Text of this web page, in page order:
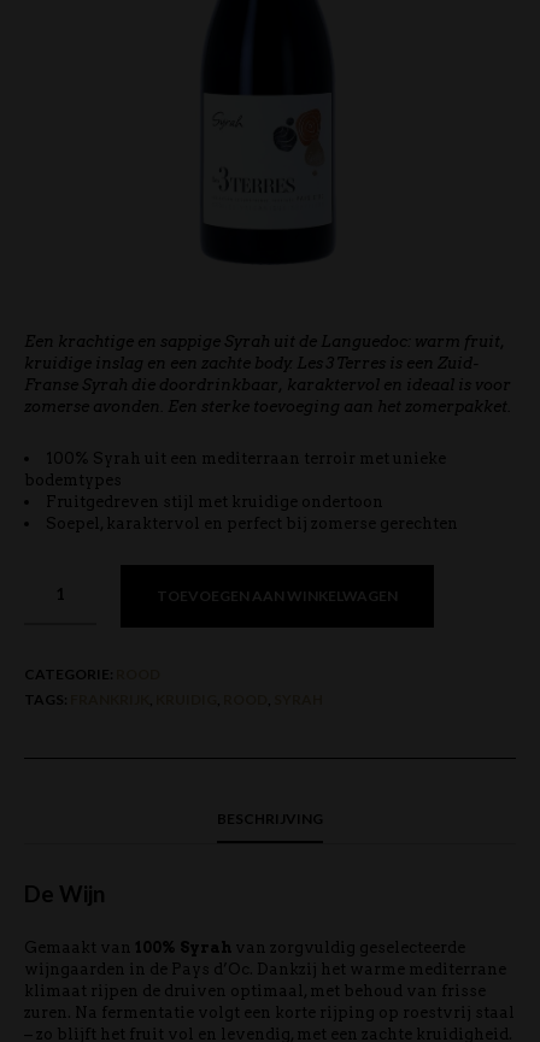
Een krachtige en sappige Syrah uit de Languedoc: warm fruit,
kruidige inslag en een zachte body. Les 3 Terres is een Zuid-
Franse Syrah die doordrinkbaar, karaktervol en ideaal is voor
zomerse avonden. Een sterke toevoeging aan het zomerpakket.
100% Syrah uit een mediterraan terroir met unieke
bodemtypes
Fruitgedreven stijl met kruidige ondertoon
Soepel, karaktervol en perfect bij zomerse gerechten
TOEVOEGEN AAN WINKELWAGEN
CATEGORIE:
TAGS:
, , ,
BESCHRIJVING
De Wijn
Gemaakt van 100% Syrah van zorgvuldig geselecteerde
wijngaarden in de Pays d’Oc. Dankzij het warme mediterrane
klimaat rijpen de druiven optimaal, met behoud van frisse
zuren. Na fermentatie volgt een korte rijping op roestvrij staal
– zo blijft het fruit vol en levendig, met een zachte kruidigheid.